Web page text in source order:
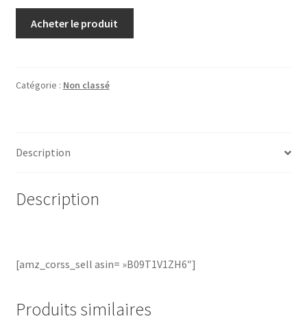
Acheter le produit
Catégorie : Non classé
Description
Description
[amz_corss_sell asin= »B09T1V1ZH6″]
Produits similaires